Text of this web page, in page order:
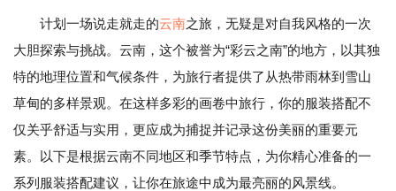
计划一场说走就走的云南之旅，无疑是对自我风格的一次
大胆探索与挑战。云南，这个被誉为“彩云之南”的地方，以其独
特的地理位置和气候条件，为旅行者提供了从热带雨林到雪山
草甸的多样景观。在这样多彩的画卷中旅行，你的服装搭配不
仅关乎舒适与实用，更应成为捕捉并记录这份美丽的重要元
素。以下是根据云南不同地区和季节特点，为你精心准备的一
系列服装搭配建议，让你在旅途中成为最亮丽的风景线。